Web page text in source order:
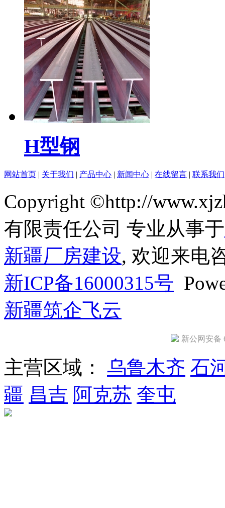
H型钢
网站首页 | 关于我们 | 产品中心 | 新闻中心 | 在线留言 | 联系我们
Copyright ©http://
有限责任公司 专业从事于
新疆厂房建设, 欢迎来电
新ICP备16000315号
新疆筑企飞云
新公网安备
主营区域： 乌鲁木齐 石
疆 昌吉 阿克苏 奎屯